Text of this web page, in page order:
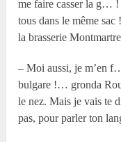
me faire casser la g… !
tous dans le même
la brasserie
– Moi aussi, je m’en
bulgare !… gronda
le nez. Mais je vais te
pas, pour parler ton